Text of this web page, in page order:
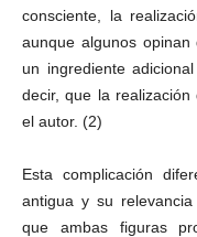
consciente, la
aunque algunos
un ingrediente
decir, que la
el autor. (2)
Esta complicación
antigua y su
que ambas figuras